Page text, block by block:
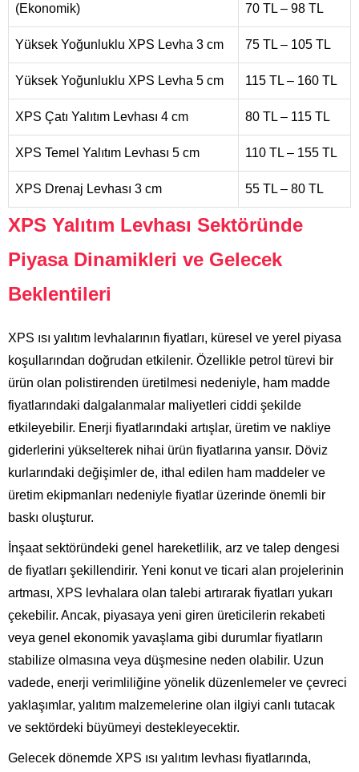
(Ekonomik)
70 TL – 98 TL
Yüksek Yoğunluklu XPS Levha 3 cm 75 TL – 105 TL
Yüksek Yoğunluklu XPS Levha 5 cm 115 TL – 160 TL
XPS Çatı Yalıtım Levhası 4 cm 80 TL – 115 TL
XPS Temel Yalıtım Levhası 5 cm 110 TL – 155 TL
XPS Drenaj Levhası 3 cm 55 TL – 80 TL
XPS Yalıtım Levhası Sektöründe
Piyasa Dinamikleri ve Gelecek
Beklentileri
XPS ısı yalıtım levhalarının fiyatları, küresel ve yerel piyasa
koşullarından doğrudan etkilenir. Özellikle petrol türevi bir
ürün olan polistirenden üretilmesi nedeniyle, ham madde
fiyatlarındaki dalgalanmalar maliyetleri ciddi şekilde
etkileyebilir. Enerji fiyatlarındaki artışlar, üretim ve nakliye
giderlerini yükselterek nihai ürün fiyatlarına yansır. Döviz
kurlarındaki değişimler de, ithal edilen ham maddeler ve
üretim ekipmanları nedeniyle fiyatlar üzerinde önemli bir
baskı oluşturur.
İnşaat sektöründeki genel hareketlilik, arz ve talep dengesi
de fiyatları şekillendirir. Yeni konut ve ticari alan projelerinin
artması, XPS levhalara olan talebi artırarak fiyatları yukarı
çekebilir. Ancak, piyasaya yeni giren üreticilerin rekabeti
veya genel ekonomik yavaşlama gibi durumlar fiyatların
stabilize olmasına veya düşmesine neden olabilir. Uzun
vadede, enerji verimliliğine yönelik düzenlemeler ve çevreci
yaklaşımlar, yalıtım malzemelerine olan ilgiyi canlı tutacak
ve sektördeki büyümeyi destekleyecektir.
Gelecek dönemde XPS ısı yalıtım levhası fiyatlarında,